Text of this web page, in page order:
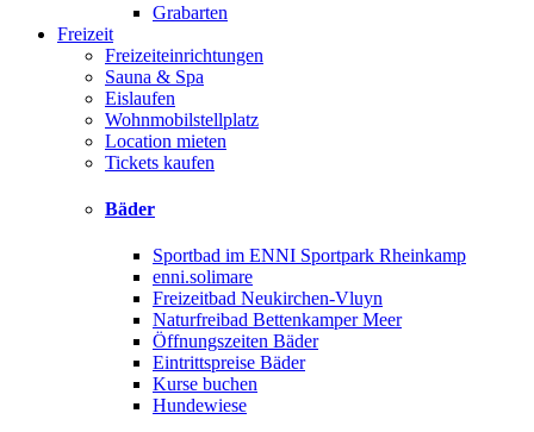
Grabarten
Freizeit
Freizeiteinrichtungen
Sauna & Spa
Eislaufen
Wohnmobilstellplatz
Location mieten
Tickets kaufen
Bäder
Sportbad im ENNI Sportpark Rheinkamp
enni.solimare
Freizeitbad Neukirchen-Vluyn
Naturfreibad Bettenkamper Meer
Öffnungszeiten Bäder
Eintrittspreise Bäder
Kurse buchen
Hundewiese